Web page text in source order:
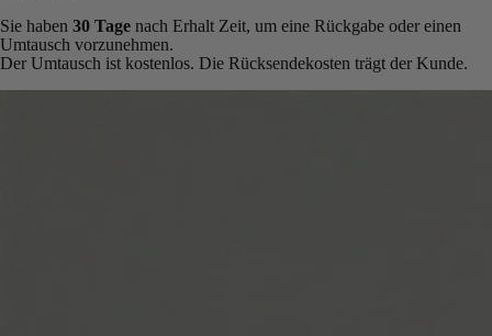
Sie haben 30 Tage nach Erhalt Zeit, um eine Rückgabe oder einen
Umtausch vorzunehmen.
Der Umtausch ist kostenlos. Die Rücksendekosten trägt der Kunde.